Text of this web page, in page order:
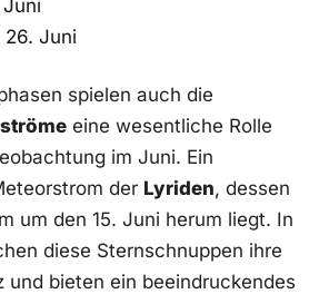
Juni
26. Juni
spielen auch die
eine wesentliche Rolle
im Juni. Ein
der Lyriden, dessen
um den 15. Juni ‍herum liegt. In
diese Sternschnuppen ihre​
und bieten ein beeindruckendes